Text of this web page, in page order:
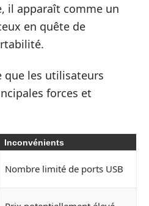
il apparaît comme un
en quête de
que les utilisateurs
forces et
Inconvénients
Nombre limité de ports USB